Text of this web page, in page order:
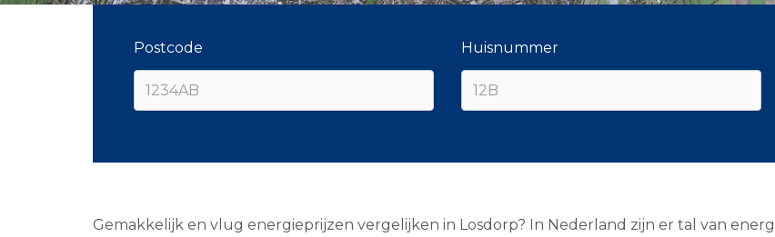
Postcode Huisnummer
Gemakkelijk en vlug energieprijzen vergelijken in Losdorp? In Nederland zijn er tal van